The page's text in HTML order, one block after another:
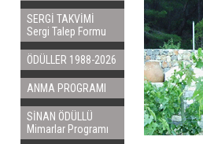
SERGİ TAKVİMİ
Sergi Talep Formu
ÖDÜLLER 1988-2026
ANMA PROGRAMI
SİNAN ÖDÜLLÜ
Mimarlar Programı